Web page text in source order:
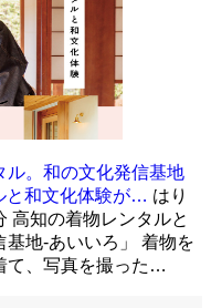
ル。和の文化発信基地
と和文化体験が… はり
高知の着物レンタルと
地-あいいろ」 着物を
て、写真を撮った…